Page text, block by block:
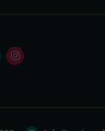
instagram